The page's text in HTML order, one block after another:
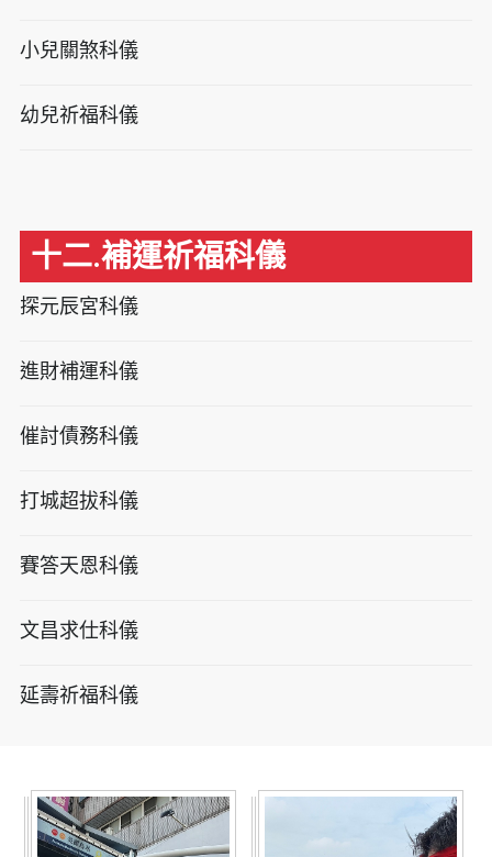
小兒關煞科儀
幼兒祈福科儀
十二.補運祈福科儀
探元辰宮科儀
進財補運科儀
催討債務科儀
打城超拔科儀
賽答天恩科儀
文昌求仕科儀
延壽祈福科儀